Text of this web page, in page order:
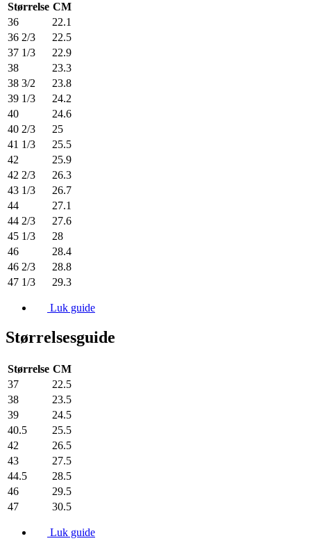
Størrelse CM
36
22.1
36 2/3
22.5
37 1/3
22.9
38
23.3
38 3/2
23.8
39 1/3
24.2
40
24.6
40 2/3
25
41 1/3
25.5
42
25.9
42 2/3
26.3
43 1/3
26.7
44
27.1
44 2/3
27.6
45 1/3
28
46
28.4
46 2/3
28.8
47 1/3
29.3
Luk guide
Størrelsesguide
Størrelse CM
37
22.5
38
23.5
39
24.5
40.5
25.5
42
26.5
43
27.5
44.5
28.5
46
29.5
47
30.5
Luk guide